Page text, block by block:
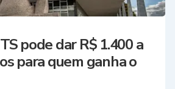
pode dar R$ 1.400 a
para quem ganha o